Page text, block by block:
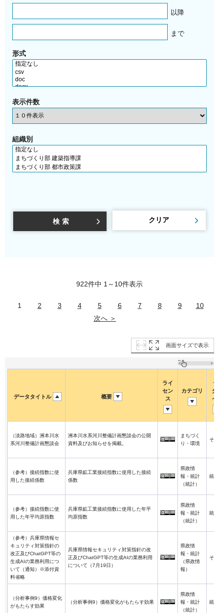
以降
まで
形式
表示件数
組織別
922件中 1～10件表示
1 2 3 4 5 6 7 8 9
10
次へ ＞
画面サイズで表示
データタイトル 概要
ライ
セン
ス
カテゴリ
タ
イ
（淡路地域）洲本川水
系河川整備計画懇談会
洲本川水系河川整備計画懇談会の公開
資料及びお知らせを掲載。
まちづく
り・環境
そ
（参考）接続指数に使
用した接続係数
兵庫県鉱工業接続指数に使用した接続
係数
県政情
報・統計
（統計）
統計
（参考）接続指数に使
用した年平均原指数
兵庫県鉱工業接続指数に使用した年平
均原指数
県政情
報・統計
（統計）
統計
（参考）兵庫県情報セ
キュリティ対策指針の
改正及びChatGPT等の
生成AIの業務利用につ
いて（通知）※添付資
料省略
兵庫県情報セキュリティ対策指針の改
正及びChatGPT等の生成AIの業務利用
について（7月19日）
県政情
報・統計
（県政情
報）
そ
（分析事例9）価格変化
がもたらす効果
（分析事例9）価格変化がもたらす効果
県政情
報・統計
（統計）
統計